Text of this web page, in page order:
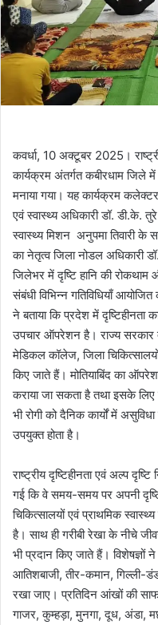
कवर्धा, 10 अक्टूबर 2025।
कार्यक्रम अंतर्गत कबीरधाम जिले
मनाया गया। यह कार्यक्रम
एवं स्वास्थ्य अधिकारी डॉ. डी.के.
स्वास्थ्य मिशन अनुपमा तिवारी
का नेतृत्व जिला नोडल अधिकारी
जिलेभर में दृष्टि हानि की
संबंधी विभिन्न गतिविधियाँ
ने बताया कि प्रदेश में दृष्टिहीनता
उपचार ऑपरेशन है। राज्य सरकार
मेडिकल कॉलेज, जिला
किए जाते हैं। मोतियाबिंद का
कराया जा सकता है तथा इसके लिए
भी रोगी को दैनिक कार्यों में
उपयुक्त होता है।
राष्ट्रीय दृष्टिहीनता एवं अल्प
गई कि वे समय-समय पर अपनी
चिकित्सालयों एवं प्राथमिक
है। साथ ही गरीबी रेखा के नीचे
भी प्रदान किए जाते हैं।
आतिशबाजी, तीर-कमान, गिल्ली-
रखा जाए। प्रतिदिन आंखों की
गाजर, कुम्हड़ा, मुनगा, दूध, अंडा,